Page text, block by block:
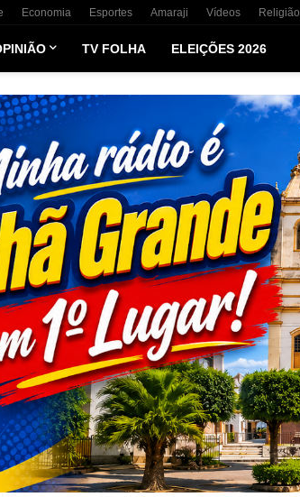
Economia Esportes Amaraji Vídeos Religião
TV FOLHA ELEIÇÕES 2026